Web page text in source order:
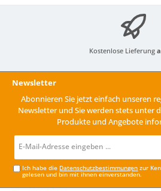
Kostenlose Lieferung
Newsletter
Abonnieren Sie jetzt einfach unseren
Newsletter und Sie werden stets unter
Produkte und Angebote
Mail-
Ich habe die Datenschutzbestimmungen zur
gelesen und bin mit ihnen einverstanden.